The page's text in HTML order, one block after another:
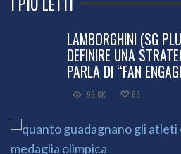
LAMBORGHINI (SG
DEFINIRE UNA
PARLA DI “FAN
98.8K 83